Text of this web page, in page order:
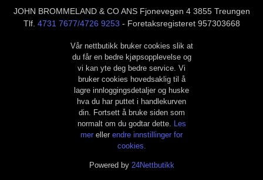
JOHN BROMMELAND & CO ANS Fjonevegen 4 3855 Treungen
Tlf. 4731 7677/4726 9253 - Foretaksregisteret 957303668
Vår nettbutikk bruker cookies slik at
du får en bedre kjøpsopplevelse og
vi kan yte deg bedre service. Vi
bruker cookies hovedsaklig til å
lagre innloggingsdetaljer og huske
hva du har puttet i handlekurven
din. Fortsett å bruke siden som
normalt om du godtar dette. Les
mer eller endre innstillinger for
cookies.
Powered by 24Nettbutikk